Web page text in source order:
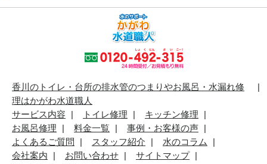
香川のトイレ・台所の排水管のつまりやお風呂・水漏れ修
理はかがわ水道職人
サービス内容
トイレ修理
キッチン修理
お風呂修理
料金一覧
事例・お客様の声
よくあるご質問
スタッフ紹介
水のコラム
会社案内
お問い合わせ
サイトマップ